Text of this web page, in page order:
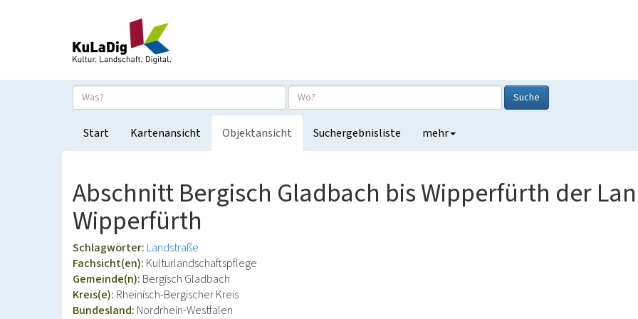
Suche
Start Kartenansicht Objektansicht Suchergebnisliste mehr
Abschnitt Bergisch Gladbach bis Wipperfürth der
Wipperfürth
Schlagwörter: Landstraße
Fachsicht(en): Kulturlandschaftspflege
Gemeinde(n): Bergisch Gladbach
Kreis(e): Rheinisch-Bergischer Kreis
Bundesland: Nordrhein-Westfalen